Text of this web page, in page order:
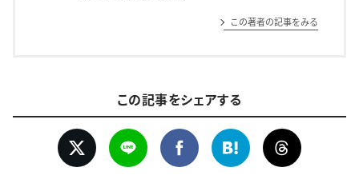
この著者の記事をみる
この記事をシェアする